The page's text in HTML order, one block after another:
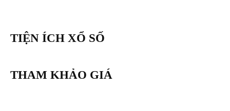
TIỆN ÍCH XỔ SỐ
THAM KHẢO GIÁ